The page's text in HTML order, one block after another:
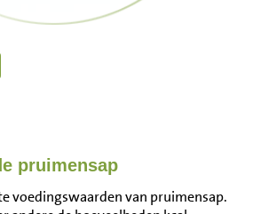
pruimensap
voedingswaarden van pruimensap.